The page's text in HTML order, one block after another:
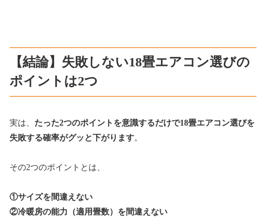
【結論】失敗しない18畳エアコン選びの
ポイントは2つ
実は、 たった2つのポイントを意識するだけで18畳エアコン選びを
失敗する確率がグッと下がります。
その2つのポイントとは、
①サイズを間違えない
②冷暖房の能力（適用畳数）を間違えない